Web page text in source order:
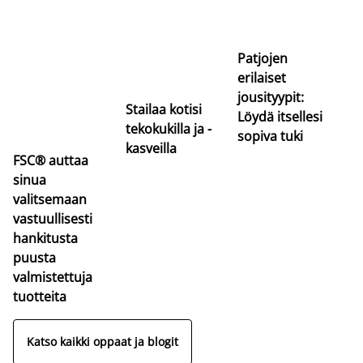
FSC® auttaa
sinua
valitsemaan
vastuullisesti
hankitusta
puusta
valmistettuja
tuotteita
Stailaa kotisi
tekokukilla ja -
kasveilla
Patjojen
erilaiset
jousityypit:
Löydä itsellesi
sopiva tuki
Katso kaikki oppaat ja blogit